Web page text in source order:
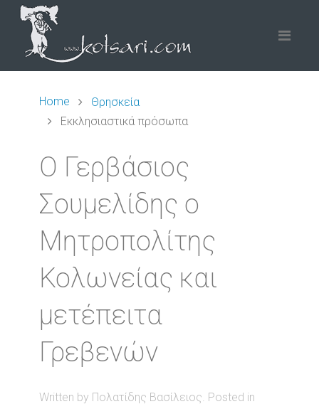
Home
Θρησκεία
Εκκλησιαστικά πρόσωπα
Ο Γερβάσιος
Σουμελίδης ο
Μητροπολίτης
Κολωνείας και
μετέπειτα
Γρεβενών
Written by Πολατίδης Βασίλειος. Posted in